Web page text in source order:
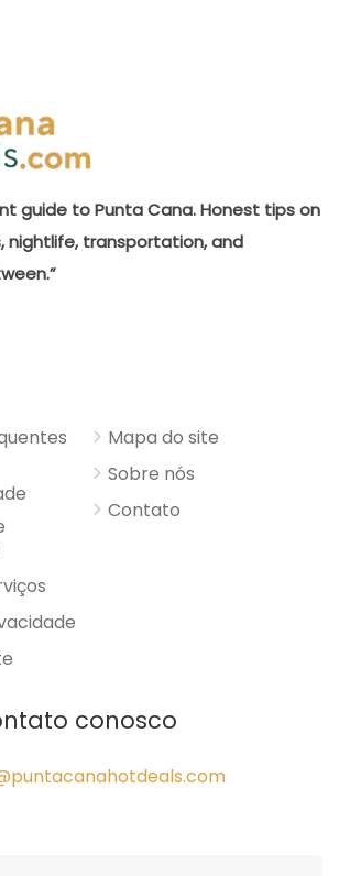
guide to Punta Cana. Honest tips on
nightlife, transportation, and
Mapa do site
Sobre nós
Contato
conosco